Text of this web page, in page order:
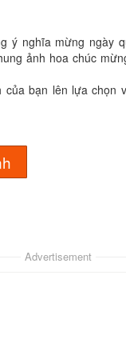
ý nghĩa mừng ngày
ảnh hoa chúc
của bạn lên lựa chọn
Advertisement